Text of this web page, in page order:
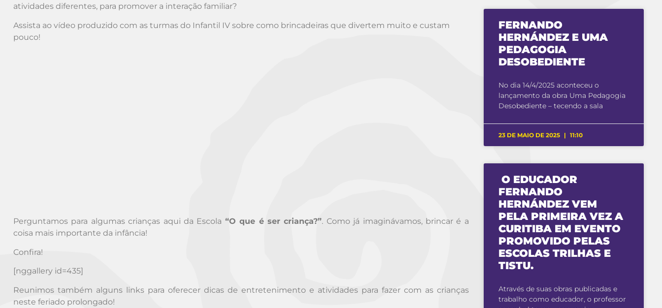
atividades diferentes, para promover a interação familiar?
Assista ao vídeo produzido com as turmas do Infantil IV sobre como brincadeiras que divertem muito e custam
pouco!
Perguntamos para algumas crianças aqui da Escola “O que é ser criança?”. Como já imaginávamos, brincar é a
coisa mais importante da infância!
Confira!
[nggallery id=435]
Reunimos também alguns links para oferecer dicas de entretenimento e atividades para fazer com as crianças
neste feriado prolongado!
FERNANDO
HERNÁNDEZ E UMA
PEDAGOGIA
DESOBEDIENTE
No dia 14/4/2025 aconteceu o
lançamento da obra Uma Pedagogia
Desobediente – tecendo a sala
23 DE MAIO DE 2025 11:10
O EDUCADOR
FERNANDO
HERNÁNDEZ VEM
PELA PRIMEIRA VEZ A
CURITIBA EM EVENTO
PROMOVIDO PELAS
ESCOLAS TRILHAS E
TISTU.
Através de suas obras publicadas e
trabalho como educador, o professor